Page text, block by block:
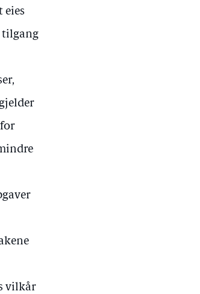
eies
tilgang
vilkår